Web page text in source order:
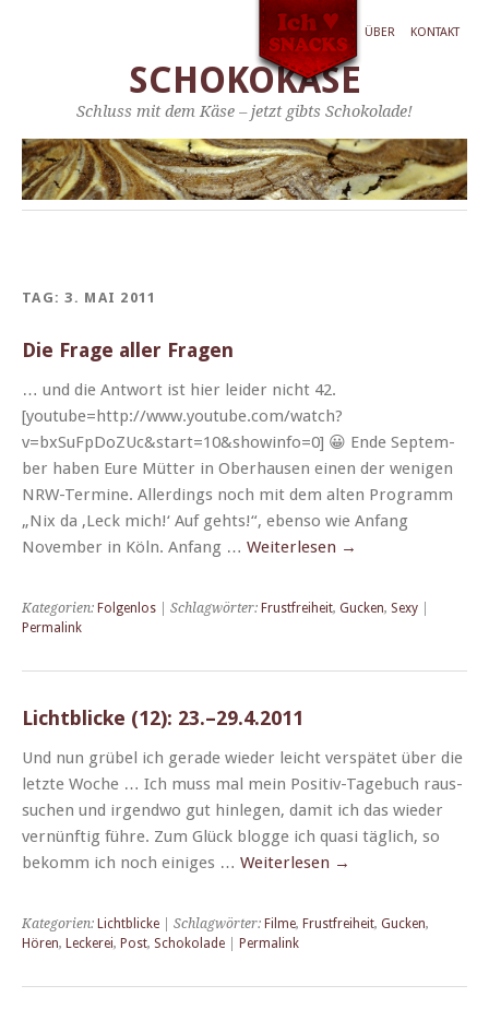
ÜBER KONTAKT
SCHOKOKÄSE
Schluss mit dem Käse – jetzt gibts Schokolade!
TAG:3. MAI 2011
Die Frage aller Fragen
… und die Antwort ist hier lei­der nicht 42.
[youtube=http://www.youtube.com/watch?
v=bxSuFpDoZUc&start=10&showinfo=0] 😀 Ende Sep­tem­
ber haben Eure Müt­ter in Ober­hausen einen der weni­gen
NRW-Ter­mine. Allerd­ings noch mit dem alten Pro­gramm
„Nix da ‚Leck mich!‘ Auf gehts!“, eben­so wie Anfang
Novem­ber in Köln. Anfang … Weit­er­lesen →
Kategorien: Folgenlos | Schlagwörter: Frustfreiheit, Gucken, Sexy
Permalink
Lichtblicke (12): 23.–29.4.2011
Und nun grü­bel ich ger­ade wieder leicht ver­spätet über die
let­zte Woche … Ich muss mal mein Pos­i­­tiv-Tage­buch raus­
suchen und irgend­wo gut hin­le­gen, damit ich das wieder
vernün­ftig führe. Zum Glück blogge ich qua­si täglich, so
bekomm ich noch einiges … Weit­er­lesen →
Kategorien: Lichtblicke | Schlagwörter: Filme, Frustfreiheit, Gucken,
Hören, Leckerei, Post, Schokolade Permalink